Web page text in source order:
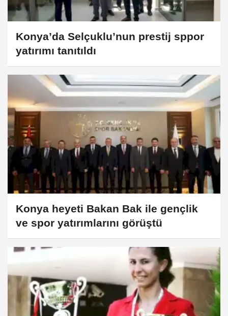
Konya’da Selçuklu’nun prestij sppor
yatırımı tanıtıldı
Konya heyeti Bakan Bak ile gençlik
ve spor yatırımlarını görüştü